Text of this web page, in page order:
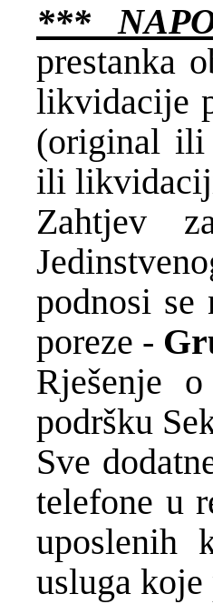
***
prestanka
likvidacije
(original ili
ili
Zahtjev
podnosi se
poreze -
Rješenje
podršku
Sve
telefone u
uposlenih
usluga